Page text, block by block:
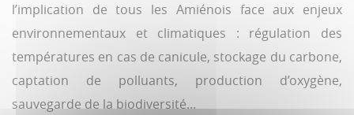
l’implication de tous les Amiénois face aux enjeux
environnementaux et climatiques : régulation des
températures en cas de canicule, stockage du carbone,
captation de polluants, production d’oxygène,
sauvegarde de la biodiversité...